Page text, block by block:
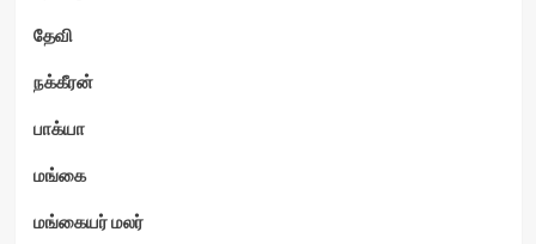
தேவி
நக்கீரன்
பாக்யா
மங்கை
மங்கையர் மலர்